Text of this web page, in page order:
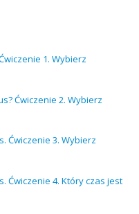
1. Wybierz
Ćwiczenie 2. Wybierz
Ćwiczenie 3. Wybierz
Ćwiczenie 4. Który czas jest